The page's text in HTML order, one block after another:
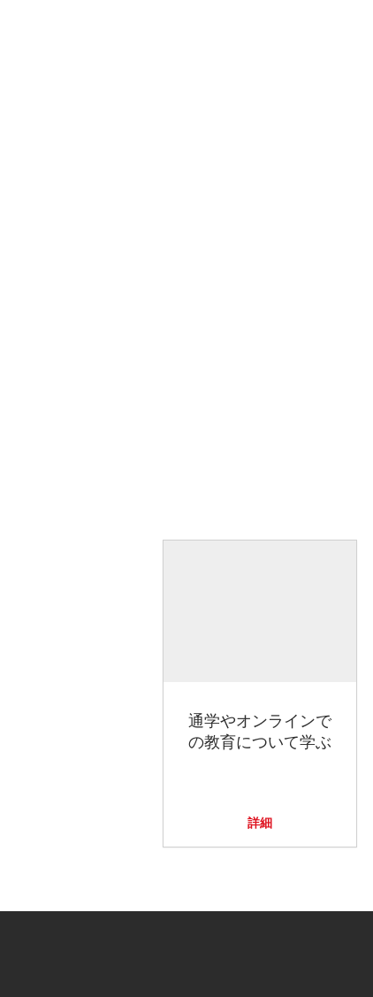
通学やオンラインで
の教育について学ぶ
詳細